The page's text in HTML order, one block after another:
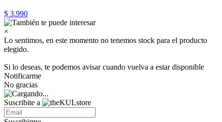
$ 3.990
×
Lo sentimos, en este momento no tenemos stock para el producto
elegido.
Si lo deseas, te podemos avisar cuando vuelva a estar disponible
Notificarme
No gracias
Suscribite a